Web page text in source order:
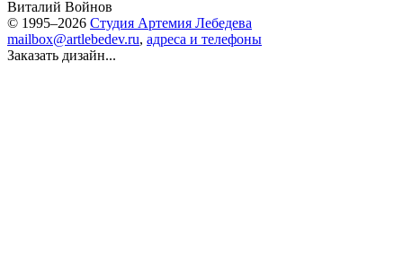
Виталий Войнов
© 1995–2026 Студия Артемия Лебедева
mailbox@artlebedev.ru, адреса и телефоны
Заказать дизайн...